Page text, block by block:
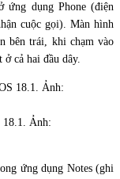
ứng dụng Phone (điện
cuộc gọi). Màn hình
bên trái, khi chạm vào
ở cả hai đầu dây.
18.1. Ảnh:
ứng dụng Notes (ghi